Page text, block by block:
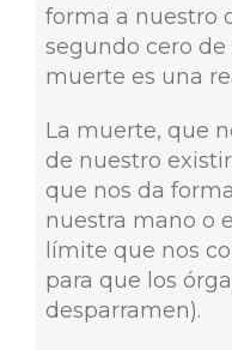
forma a nuestro
segundo cero
muerte es una
La muerte, que
de nuestro
que nos da
nuestra mano o
límite que nos
para que los
desparramen).